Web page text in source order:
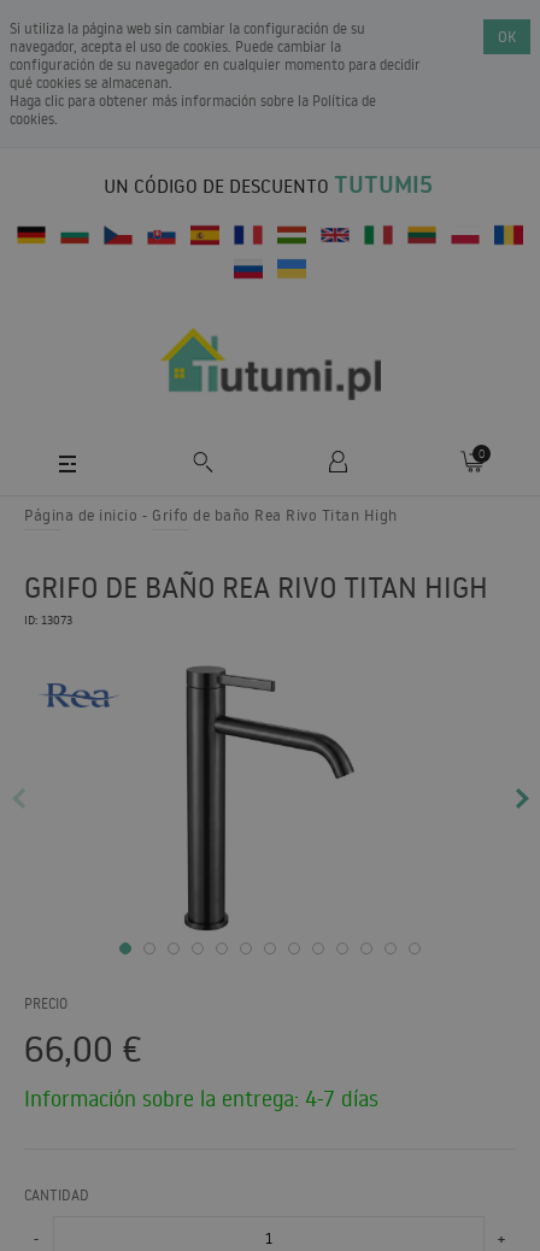
Si utiliza la página web sin cambiar la configuración de su
navegador, acepta el uso de cookies. Puede cambiar la
configuración de su navegador en cualquier momento para decidir
qué cookies se almacenan.
Haga clic para obtener más información sobre la Política de
cookies.
OK
UN CÓDIGO DE DESCUENTO TUTUMI5
0
Página de inicio Grifo de baño Rea Rivo Titan High
GRIFO DE BAÑO REA RIVO TITAN HIGH
ID: 13073
PRECIO
66,00 €
Información sobre la entrega: 4-7 días
CANTIDAD
- +